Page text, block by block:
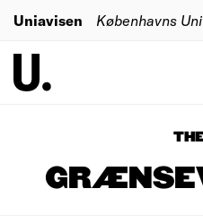
Uniavisen Københavns